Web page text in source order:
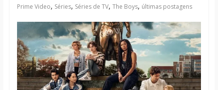
Prime Video, Séries, Séries de TV, The Boys, últimas postagens